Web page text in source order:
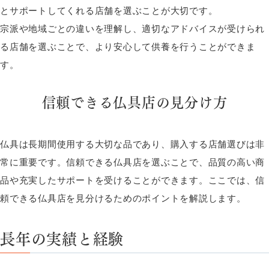
とサポートしてくれる店舗を選ぶことが大切です。
宗派や地域ごとの違いを理解し、適切なアドバイスが受けられ
る店舗を選ぶことで、より安心して供養を行うことができま
す。
信頼できる仏具店の見分け方
仏具は長期間使用する大切な品であり、購入する店舗選びは非
常に重要です。信頼できる仏具店を選ぶことで、品質の高い商
品や充実したサポートを受けることができます。ここでは、信
頼できる仏具店を見分けるためのポイントを解説します。
長年の実績と経験